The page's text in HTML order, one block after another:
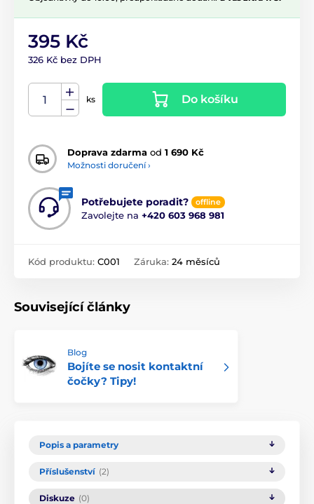
395 Kč
326 Kč bez DPH
ks Do košíku
Doprava zdarma od 1 690 Kč
Možnosti doručení ›
Potřebujete poradit? offline
Zavolejte na +420 603 968 981
Kód produktu: C001 Záruka: 24 měsíců
Související články
Blog
Bojíte se nosit kontaktní
čočky? Tipy!
Popis a parametry
Příslušenství (2)
Diskuze (0)